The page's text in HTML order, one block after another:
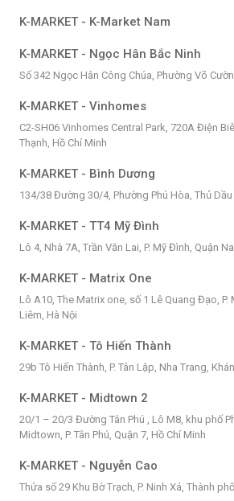
K-MARKET - K-Market Nam
K-MARKET - Ngọc Hân Bắc Ninh
Số 342 Ngọc Hân Công Chúa, Phường Võ
K-MARKET - Vinhomes
C2-SH06 Vinhomes Central Park, 720A Điện
Thạnh, Hồ Chí Minh
K-MARKET - Bình Dương
134/38 Đường 30/4, Phường Phú Hòa, Thủ
K-MARKET - TT4 Mỹ Đình
Lô 4, Nhà 7A, Trần Văn Lai, P. Mỹ Đình, Quận
K-MARKET - Matrix One
Lô A10, The Matrix one, số 1 Lê Quang Đạo, P.
Liêm, Hà Nội
K-MARKET - Tô Hiến Thành
29b Tô Hiến Thành, P. Tân Lập, Nha Trang,
K-MARKET - Midtown 2
20/1 – 20/3 Đường Tân Phú , Lô M8, khu phố
Midtown, P. Tân Phú, Quận 7, Hồ Chí Minh
K-MARKET - Nguyễn Cao
Thửa số 29 Khu Bờ Trạch, P. Ninh Xá, Thành